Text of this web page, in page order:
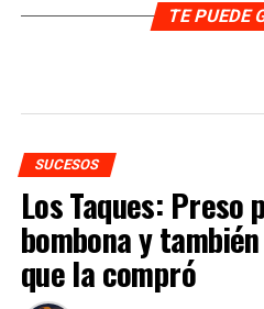
TE PUEDE
SUCESOS
Los Taques:
bombona y
que la compró